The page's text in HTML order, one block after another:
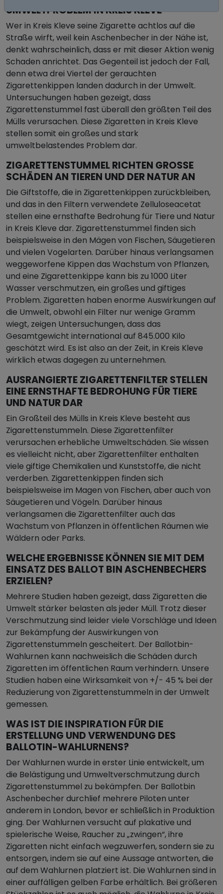
MWELTPROBLEM IN KREIS KLEVE
Wer in Kreis Kleve seine Zigarette achtlos auf die
Straße wirft, weil kein Aschenbecher in der Nähe ist,
denkt wahrscheinlich, dass er mit dieser Aktion wenig
Schaden anrichtet. Das Gegenteil ist jedoch der Fall,
denn etwa drei Viertel der gerauchten
Zigarettenkippen landen dadurch in der Umwelt.
Untersuchungen haben gezeigt, dass
Zigarettenstummel fast überall den größten Teil des
Mülls verursachen. Diese Zigaretten in Kreis Kleve
stellen somit ein großes und stark
umweltbelastendes Problem dar.
ZIGARETTENSTUMMEL RICHTEN GROSSE S
CHÄDEN AN TIEREN UND DER NATUR AN
Die Giftstoffe, die in Zigarettenkippen zurückbleiben,
und das in den Filtern verwendete Zelluloseacetat
stellen eine ernsthafte Bedrohung für Tiere und Natur
in Kreis Kleve dar. Zigarettenstummel finden sich
beispielsweise in den Mägen von Fischen, Säugetieren
und vielen Vogelarten. Darüber hinaus verlangsamen
weggeworfene Kippen das Wachstum von Pflanzen,
und eine Zigarettenkippe kann bis zu 1000 Liter
Wasser verschmutzen, ein großes und giftiges
Problem. Zigaretten haben enorme Auswirkungen auf
die Umwelt, obwohl ein Filter nur wenige Gramm
wiegt, zeigen Untersuchungen, dass das
Gesamtgewicht international auf 845.000 Kilo
geschätzt wird. Es ist also an der Zeit, in Kreis Kleve
wirklich etwas dagegen zu unternehmen.
AUSRANGIERTE ZIGARETTENFILTER STELLEN
EINE ERNSTHAFTE BEDROHUNG FÜR TIERE
UND NATUR DAR
Ein Großteil des Mülls in Kreis Kleve besteht aus
Zigarettenstummeln. Diese Zigarettenfilter
verursachen erhebliche Umweltschäden. Sie wissen
es vielleicht nicht, aber Zigarettenfilter enthalten
viele giftige Chemikalien und Kunststoffe, die nicht
verderben. Zigarettenkippen finden sich
beispielsweise im Magen von Fischen, aber auch von
Säugetieren und Vögeln. Darüber hinaus
verlangsamen die Zigarettenfilter auch das
Wachstum von Pflanzen in öffentlichen Räumen wie
Wäldern oder Parks.
WELCHE ERGEBNISSE KÖNNEN SIE MIT DEM
EINSATZ DES BALLOT BIN ASCHENBECHERS
ERZIELEN?
Mehrere Studien haben gezeigt, dass Zigaretten die
Umwelt stärker belasten als jeder Müll. Trotz dieser
Verschmutzung sind leider viele Vorschläge und Ideen
zur Bekämpfung der Auswirkungen von
Zigarettenstummeln gescheitert. Der Ballotbin-
Wahlurnen kann nachweislich die Schäden durch
Zigaretten im öffentlichen Raum verhindern. Unsere
Studien haben eine Wirksamkeit von +/- 45 % bei der
Reduzierung von Zigarettenstummeln in der Umwelt
gemessen.
WAS IST DIE INSPIRATION FÜR DIE
ERSTELLUNG UND VERWENDUNG DES
BALLOTIN-WAHLURNENS?
Der Wahlurnen wurde in erster Linie entwickelt, um
die Belästigung und Umweltverschmutzung durch
Zigarettenstummel zu bekämpfen. Der Ballotbin
Aschenbecher durchlief mehrere Piloten unter
anderem in London, bevor er schließlich in Produktion
ging. Der Wahlurnen versucht auf plakative und
spielerische Weise, Raucher zu „zwingen“, ihre
Zigaretten nicht einfach wegzuwerfen, sondern sie zu
entsorgen, indem sie auf eine Aussage antworten, die
auf dem Wahlurnen platziert ist. Die Wahlurnen sind in
einer auffälligen gelben Farbe erhältlich. Bei größeren